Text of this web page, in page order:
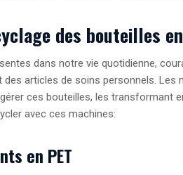
des bouteilles
dans notre vie quotidienne,
articles de soins personnels. Les
ces bouteilles, les transformant
avec ces machines:
en PET